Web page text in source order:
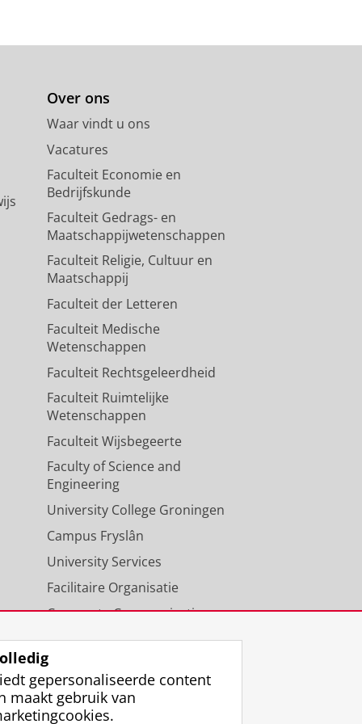
Over ons
Waar vindt u ons
Vacatures
Faculteit Economie en
Bedrijfskunde
Faculteit Gedrags- en
Maatschappijwetenschappen
Faculteit Religie, Cultuur en
Maatschappij
Faculteit der Letteren
Faculteit Medische
Wetenschappen
Faculteit Rechtsgeleerdheid
Faculteit Ruimtelijke
Wetenschappen
Faculteit Wijsbegeerte
Faculty of Science and
Engineering
University College Groningen
Campus Fryslân
University Services
Facilitaire Organisatie
Corporate Communicatie
Agenda
gepersonaliseerde content
maakt gebruik van